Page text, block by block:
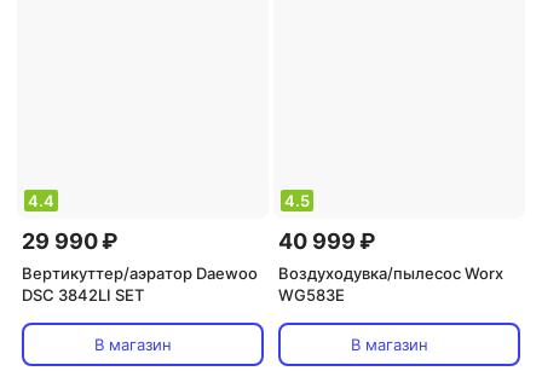
4.4
29 990 ₽
Вертикуттер/аэратор Daewoo
DSC 3842LI SET
В магазин
4.5
40 999 ₽
Воздуходувка/пылесос Worx
WG583E
В магазин